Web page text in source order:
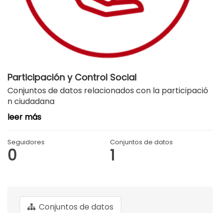
Participación y Control Social
Conjuntos de datos relacionados con la participació
n ciudadana
leer más
Seguidores
0
Conjuntos de datos
1
Conjuntos de datos